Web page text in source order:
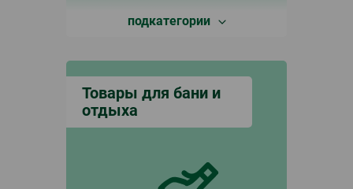
подкатегории
Товары для бани и
отдыха